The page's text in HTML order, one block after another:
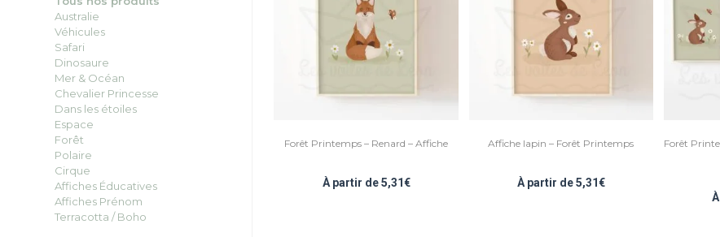
Forêt Printemps – Renard – Affiche
À partir de5,31€
Affiche lapin – Forêt Printemps
À partir de5,31€
Forêt
Australie
Véhicules
Safari
Dinosaure
Mer & Océan
Chevalier Princesse
Dans les étoiles
Espace
Forêt
Polaire
Cirque
Affiches Éducatives
Affiches Prénom
Terracotta / Boho